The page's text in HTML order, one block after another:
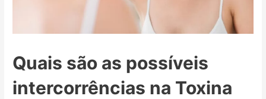
Quais são as possíveis
intercorrências na Toxina